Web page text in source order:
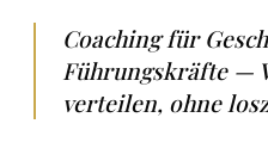
Coaching für
Führungskräfte —
verteilen, ohne